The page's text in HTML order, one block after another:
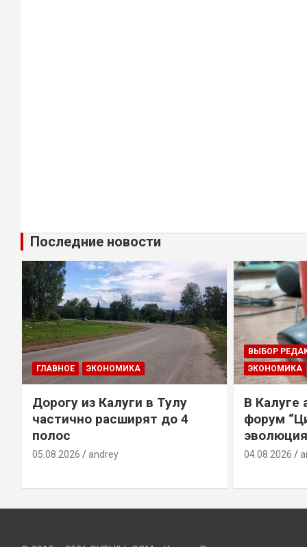
Последние новости
ГЛАВНОЕ ЭКОНОМИКА
Дорогу из Калуги в Тулу
частично расширят до 4
полос
05.08.2026 andrey
ВЫБОР
ЭКОНОМИКА
В Калуге
форум
04.08.2026